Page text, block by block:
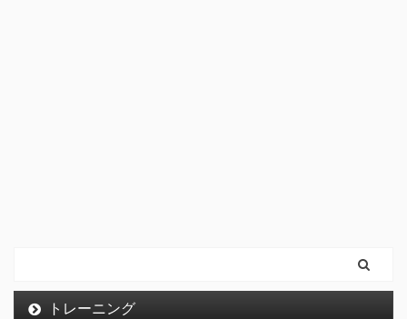
トレーニング